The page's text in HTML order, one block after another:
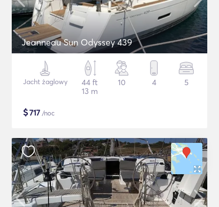
Jeanneau Sun Odyssey 439
Jacht żaglowy
44 ft
13 m
10 4 5
$717 /noc